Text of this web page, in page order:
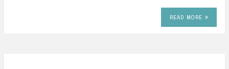
READ MORE